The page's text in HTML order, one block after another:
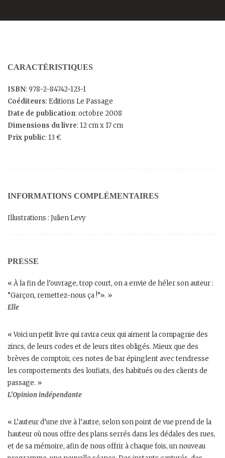
CARACTÉRISTIQUES
ISBN: 978-2-84742-123-1
Coéditeurs: Editions Le Passage
Date de publication: octobre 2008
Dimensions du livre: 12 cm x 17 cm
Prix public: 13 €
INFORMATIONS COMPLÉMENTAIRES
Illustrations : Julien Levy
PRESSE
« À la fin de l’ouvrage, trop court, on a envie de héler son auteur :
”Garçon, remettez-nous ça !”». »
Elle
« Voici un petit livre qui ravira ceux qui aiment la compagnie des
zincs, de leurs codes et de leurs rites obligés. Mieux que des
brèves de comptoir, ces notes de bar épinglent avec tendresse
les comportements des loufiats, des habitués ou des clients de
passage. »
L’Opinion indépendante
« L’auteur d’une rive à l’autre, selon son point de vue prend de la
hauteur où nous offre des plans serrés dans les dédales des rues,
et de sa mémoire, afin de nous offrir à chaque fois, un nouveau